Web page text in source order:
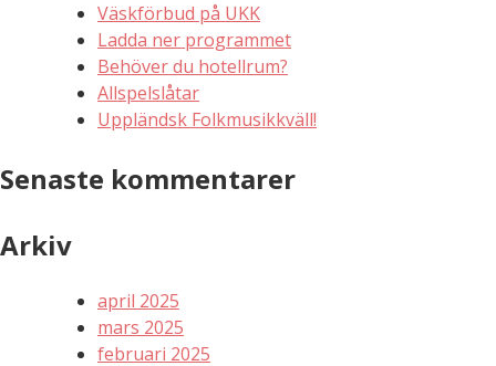
Väskförbud på UKK
Ladda ner programmet
Behöver du hotellrum?
Allspelslåtar
Uppländsk Folkmusikkväll!
Senaste kommentarer
Arkiv
april 2025
mars 2025
februari 2025